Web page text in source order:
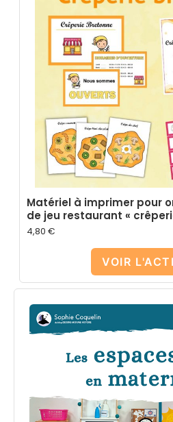
Matériel à imprimer pour
de jeu restaurant «
4,80 €
VOIR